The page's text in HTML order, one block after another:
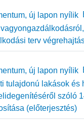
terv
tulajdonú lakások és
szóló
(előterjesztés)